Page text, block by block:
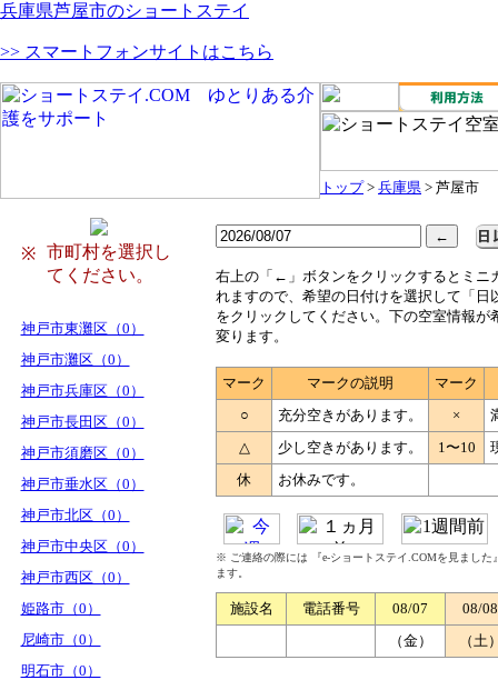
兵庫県芦屋市のショートステイ
>> スマートフォンサイトはこちら
トップ> 兵庫県 > 芦屋市
※
市町村を選択し
てください。
神戸市東灘区（0）
神戸市灘区（0）
神戸市兵庫区（0）
神戸市長田区（0）
神戸市須磨区（0）
神戸市垂水区（0）
神戸市北区（0）
神戸市中央区（0）
神戸市西区（0）
姫路市（0）
尼崎市（0）
明石市（0）
右上の「←」ボタンをクリックするとミニ
れますので、希望の日付けを選択して「日
をクリックしてください。下の空室情報が
変ります。
マーク マークの説明
マーク
○
充分空きがあります。 ×
△
少し空きがあります。 1〜10
休
お休みです。
※ ご連絡の際には 『e-ショートステイ.COMを見まし
ます。
施設名 電話番号 08/07
08/08
（金）
（土